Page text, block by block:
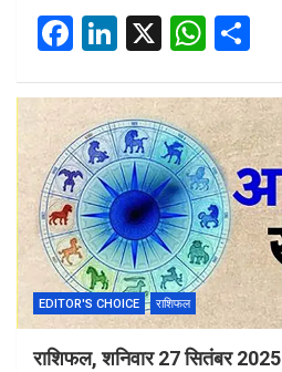
F
ce
b
o
o
k
Li
ke
dI
n
X
W
at
s
A
p
p
ar
e
EDITOR'S CHOICE राशिफल
राशिफल, शनिवार 27 सितंबर 2025